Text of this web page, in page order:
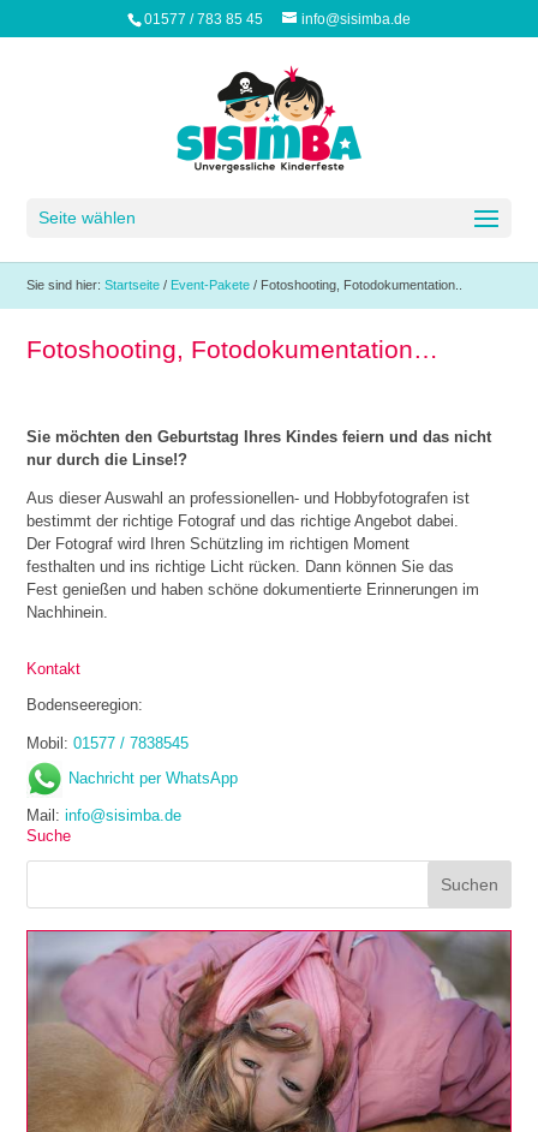
01577 / 783 85 45 info@sisimba.de
Seite wählen
Sie sind hier:Startseite / Event-Pakete / Fotoshooting, Fotodokumentation..
Fotoshooting, Fotodokumentation…
Sie möchten den Geburtstag Ihres Kindes feiern und das nicht
nur durch die Linse!?
Aus dieser Auswahl an professionellen- und Hobbyfotografen ist
bestimmt der richtige Fotograf und das richtige Angebot dabei.
Der Fotograf wird Ihren Schützling im richtigen Moment
festhalten und ins richtige Licht rücken. Dann können Sie das
Fest genießen und haben schöne dokumentierte Erinnerungen im
Nachhinein.
Kontakt
Bodenseeregion:
Mobil:01577 / 7838545
Nachricht per WhatsApp
Mail:info@sisimba.de
Suche